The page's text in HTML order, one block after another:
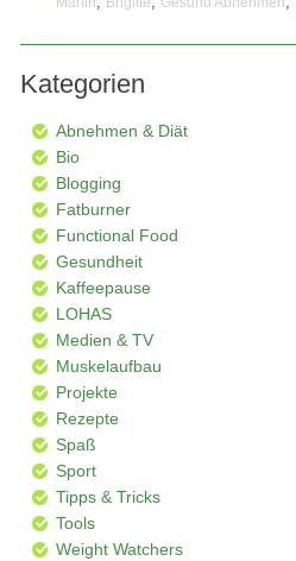
Kategorien
Abnehmen & Diät
Bio
Blogging
Fatburner
Functional Food
Gesundheit
Kaffeepause
LOHAS
Medien & TV
Muskelaufbau
Projekte
Rezepte
Spaß
Sport
Tipps & Tricks
Tools
Weight Watchers